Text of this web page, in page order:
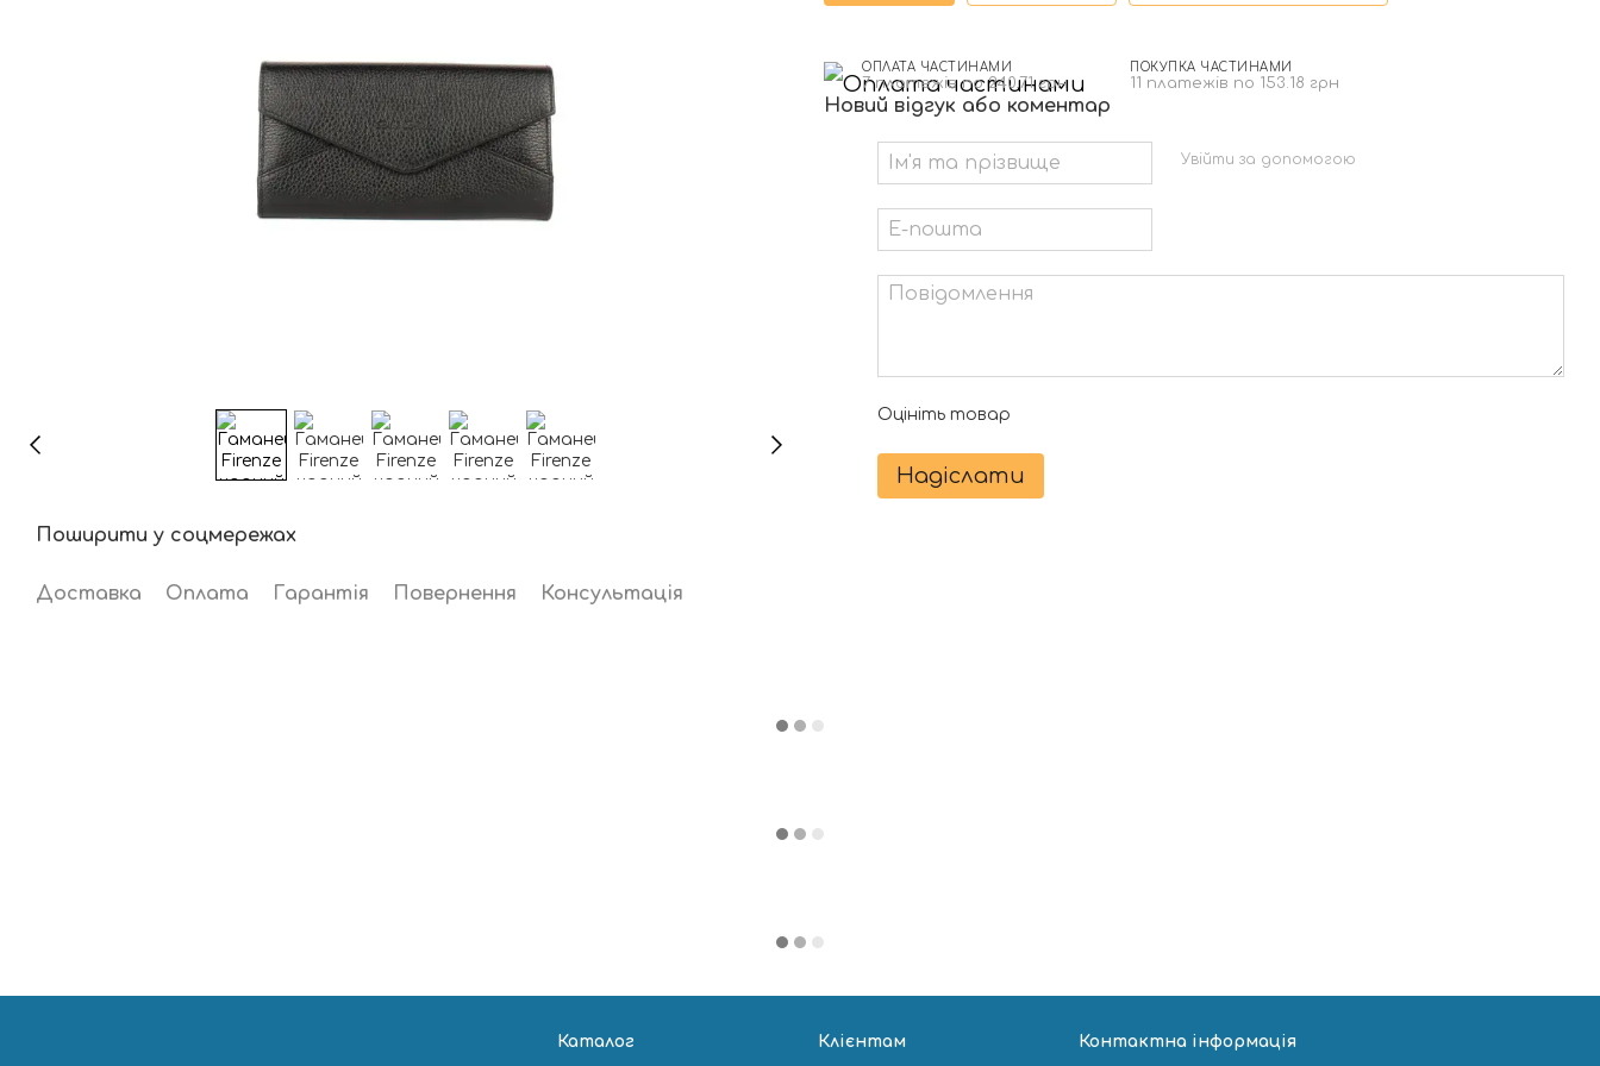
Поширити у соцмережах
Доставка Оплата Гарантія Повернення Консультація
ОПЛАТА ЧАСТИНАМИ
7 платежів по 240.71 грн
ПОКУПКА ЧАСТИНАМИ
11 платежів по 153.18 грн
Новий відгук або коментар
Увійти за допомогою
Оцініть товар
Надіслати
Каталог Клієнтам Контактна інформація